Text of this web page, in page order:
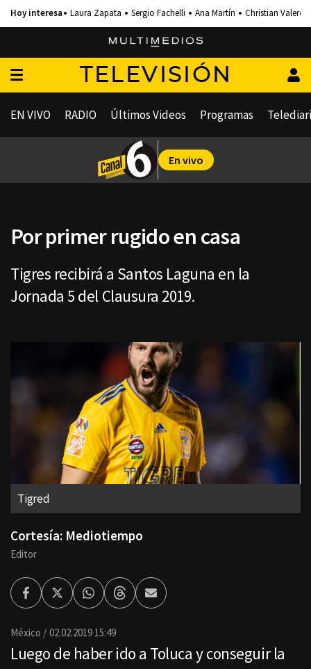
Laura Zapata Sergio Fachelli Ana Martín Christian Valero
TELEVISIÓN
EN VIVO RADIO Últimos Videos Programas
En vivo
Por primer rugido en casa
Tigres recibirá a Santos Laguna en la
Jornada 5 del Clausura 2019.
Tigred
Cortesía: Mediotiempo
Editor
FacebookTwitterWhatsappThreadsEnviar
por
México 02.02.2019 15:49
Luego de haber ido a Toluca y conseguir la